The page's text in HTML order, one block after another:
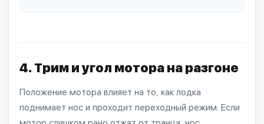
4. Трим и угол мотора на разгоне
Положение мотора влияет на то, как лодка
поднимает нос и проходит переходный режим. Если